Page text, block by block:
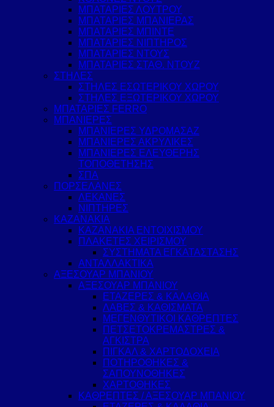
ΜΠΑΤΑΡΙΕΣ ΛΟΥΤΡΟΥ
ΜΠΑΤΑΡΙΕΣ ΜΠΑΝΙΕΡΑΣ
ΜΠΑΤΑΡΙΕΣ ΜΠΙΝΤΕ
ΜΠΑΤΑΡΙΕΣ ΝΙΠΤΗΡΟΣ
ΜΠΑΤΑΡΙΕΣ ΝΤΟΥΣ
ΜΠΑΤΑΡΙΕΣ ΣΤΑΘ. ΝΤΟΥΖ
ΣΤΗΛΕΣ
ΣΤΗΛΕΣ ΕΣΩΤΕΡΙΚΟΥ ΧΩΡΟΥ
ΣΤΗΛΕΣ ΕΞΩΤΕΡΙΚΟΥ ΧΩΡΟΥ
ΜΠΑΤΑΡΙΕΣ FERRO
ΜΠΑΝΙΕΡΕΣ
ΜΠΑΝΙΕΡΕΣ ΥΔΡΟΜΑΣΑΖ
ΜΠΑΝΙΕΡΕΣ ΑΚΡΥΛΙΚΕΣ
ΜΠΑΝΙΕΡΕΣ ΕΛΕΥΘΕΡΗΣ
ΤΟΠΟΘΕΤΗΣΗΣ
ΣΠΑ
ΠΟΡΣΕΛΑΝΕΣ
ΛΕΚΑΝΕΣ
ΝΙΠΤΗΡΕΣ
ΚΑΖΑΝΑΚΙΑ
ΚΑΖΑΝΑΚΙΑ ΕΝΤΟΙΧΙΣΜΟΥ
ΠΛΑΚΕΤΕΣ ΧΕΙΡΙΣΜΟΥ
ΣΥΣΤΗΜΑΤΑ ΕΓΚΑΤΑΣΤΑΣΗΣ
ΑΝΤΑΛΛΑΚΤΙΚΑ
ΑΞΕΣΟΥΑΡ ΜΠΑΝΙΟΥ
ΑΞΕΣΟΥΑΡ ΜΠΑΝΙΟΥ
ΕΤΑΖΕΡΕΣ & ΚΑΛΑΘΙΑ
ΛΑΒΕΣ & ΚΑΘΙΣΜΑΤΑ
ΜΕΓΕΝΘΥΤΙΚΟΙ ΚΑΘΡΕΠΤΕΣ
ΠΕΤΣΕΤΟΚΡΕΜΑΣΤΡΕΣ &
ΑΓΚΙΣΤΡΑ
ΠΙΓΚΑΛ & ΧΑΡΤΟΔΟΧΕΙΑ
ΠΟΤΗΡΟΘΗΚΕΣ &
ΣΑΠΟΥΝΟΘΗΚΕΣ
ΧΑΡΤΟΘΗΚΕΣ
ΚΑΘΡΕΠΤΕΣ / ΑΞΕΣΟΥΑΡ ΜΠΑΝΙΟΥ